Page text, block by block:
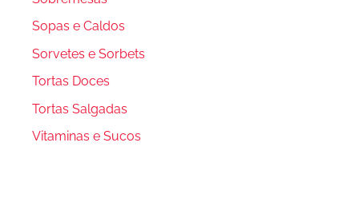
Sopas e Caldos
Sorvetes e Sorbets
Tortas Doces
Tortas Salgadas
Vitaminas e Sucos